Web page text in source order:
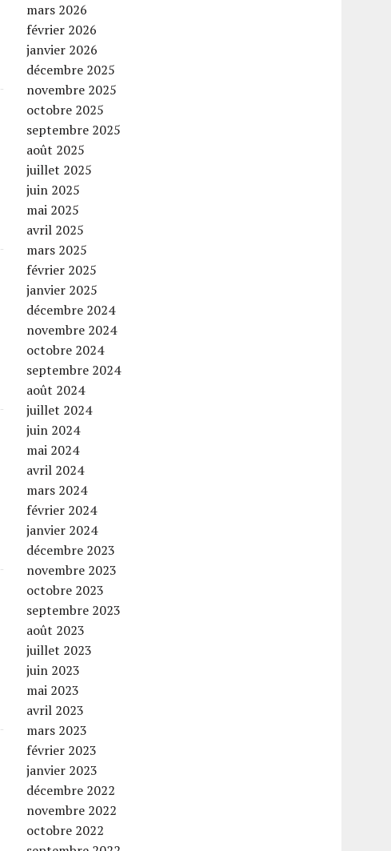
mars 2026
février 2026
janvier 2026
décembre 2025
novembre 2025
octobre 2025
septembre 2025
août 2025
juillet 2025
juin 2025
mai 2025
avril 2025
mars 2025
février 2025
janvier 2025
décembre 2024
novembre 2024
octobre 2024
septembre 2024
août 2024
juillet 2024
juin 2024
mai 2024
avril 2024
mars 2024
février 2024
janvier 2024
décembre 2023
novembre 2023
octobre 2023
septembre 2023
août 2023
juillet 2023
juin 2023
mai 2023
avril 2023
mars 2023
février 2023
janvier 2023
décembre 2022
novembre 2022
octobre 2022